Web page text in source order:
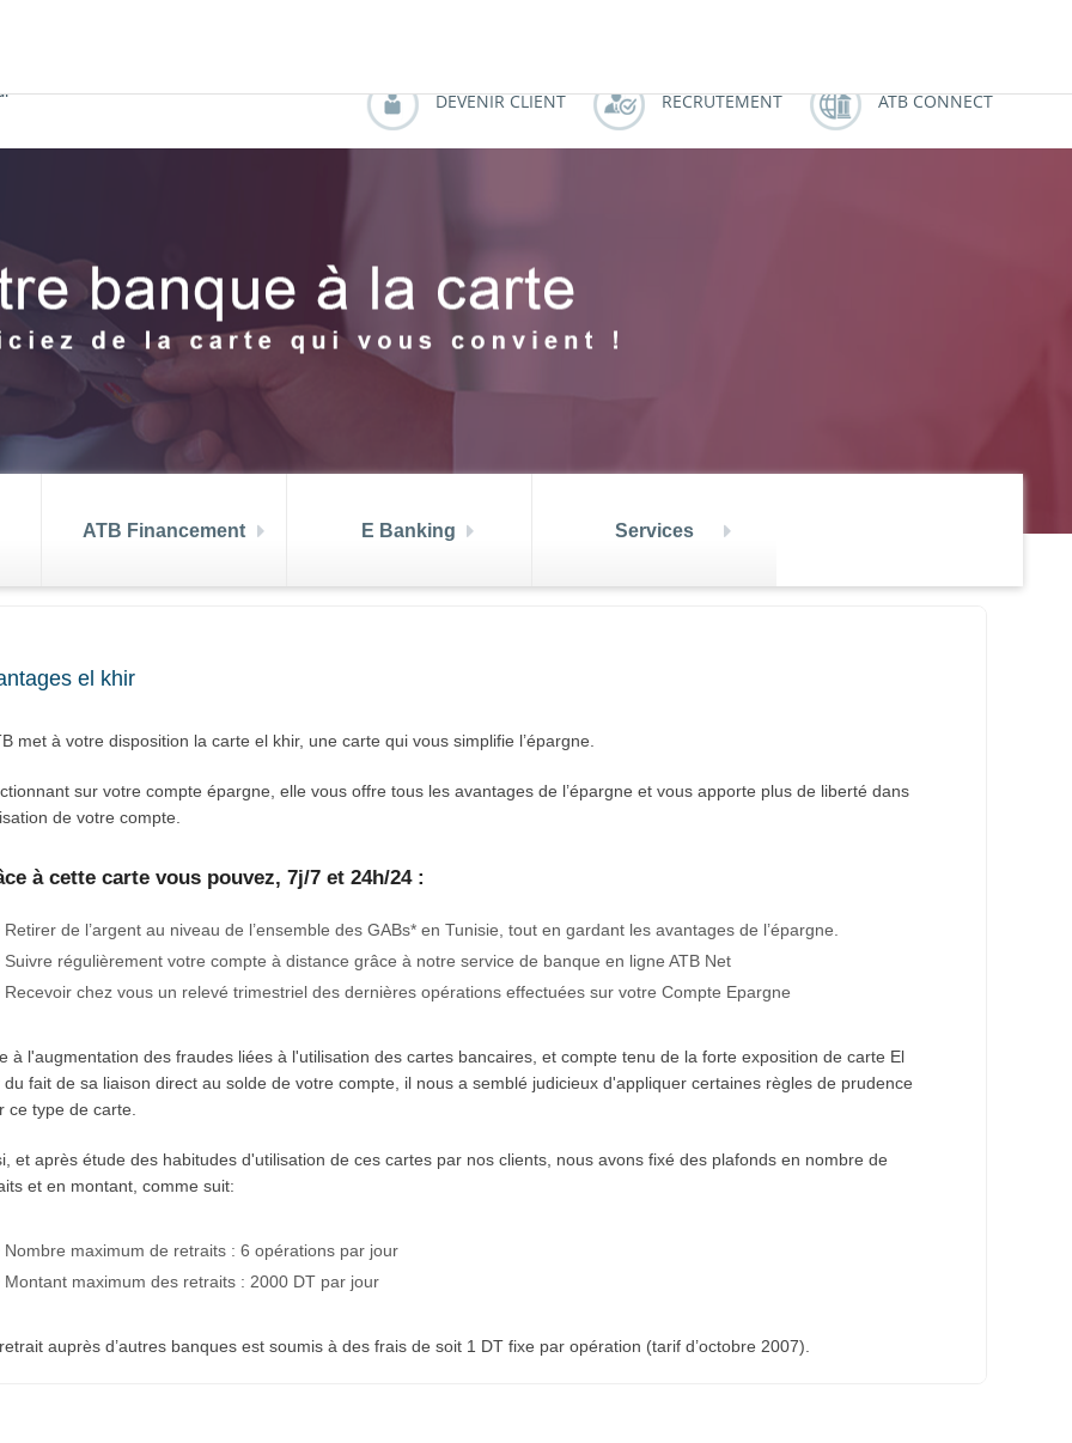
ATB CONNECT
RECRUTEMENT
DEVENIR CLIENT
Nos Packs Transfert d'argent
émis par l’Etat, ils
l’avantage d’être
bourse:Autre outil d’investissement,
les Sicav méritent aussi votre
ATB Financement E Banking
votre
Services
de change Gestion de portefeuille Tenue de dossier AVA
el khir
met à votre disposition la carte el khir, une carte qui vous simplifie l’épargne.
sur votre compte épargne, elle vous offre tous les avantages de l’épargne et vous apporte plus de liberté dans
de votre compte.
à cette carte vous pouvez, 7j/7 et 24h/24 :
Retirer de l’argent au niveau de l’ensemble des GABs* en Tunisie, tout en gardant les avantages de l’épargne.
Suivre régulièrement votre compte à distance grâce à notre service de banque en ligne ATB Net
Recevoir chez vous un relevé trimestriel des dernières opérations effectuées sur votre Compte Epargne
à l'augmentation des fraudes liées à l'utilisation des cartes bancaires, et compte tenu de la forte exposition de carte El
du fait de sa liaison direct au solde de votre compte, il nous a semblé judicieux d'appliquer certaines règles de prudence
ce type de carte.
et après étude des habitudes d'utilisation de ces cartes par nos clients, nous avons fixé des plafonds en nombre de
et en montant, comme suit:
Nombre maximum de retraits : 6 opérations par jour
Montant maximum des retraits : 2000 DT par jour
auprès d’autres banques est soumis à des frais de soit 1 DT fixe par opération (tarif d’octobre 2007).